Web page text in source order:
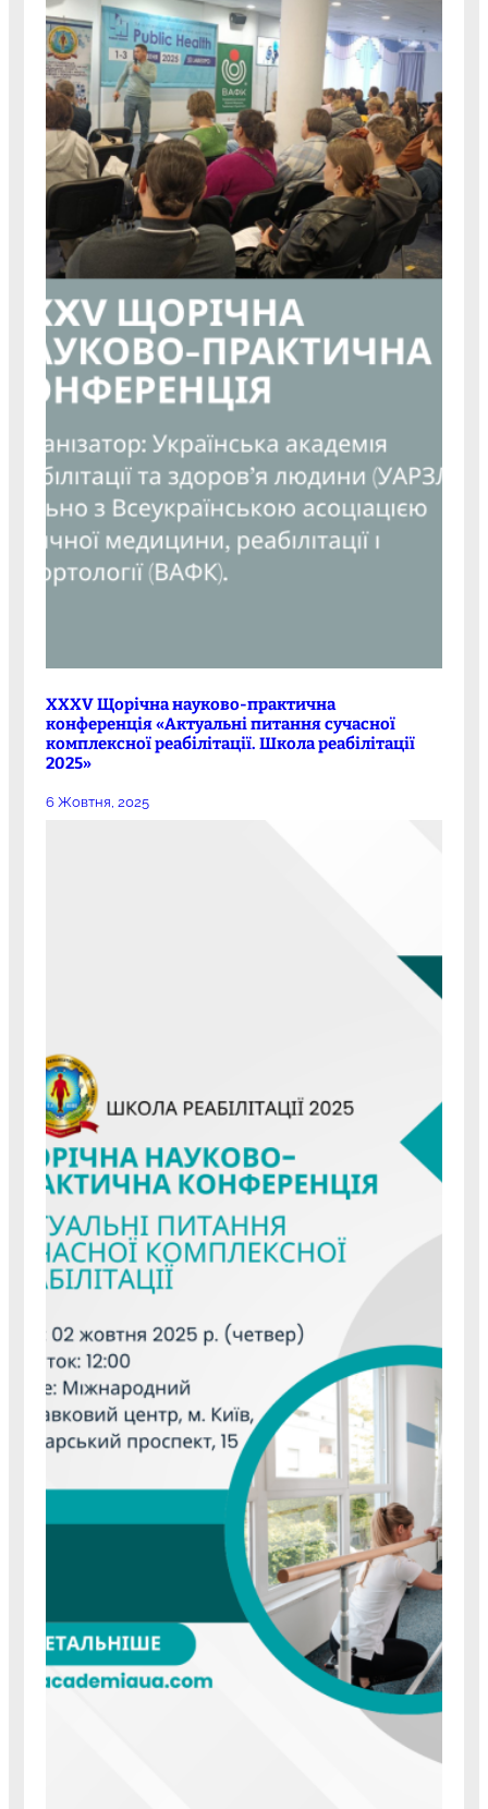
XXXV Щорічна науково-практична
конференція «Актуальні питання сучасної
комплексної реабілітації. Школа реабілітації
2025»
6 Жовтня, 2025